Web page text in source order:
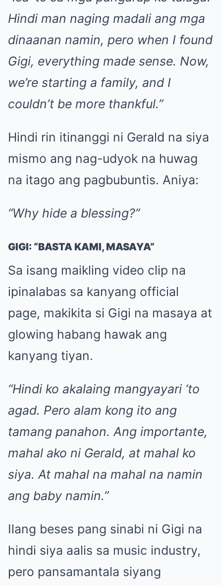
Hindi man naging madali ang mga
dinaanan namin, pero when I found
Gigi, everything made sense. Now,
we’re starting a family, and I
couldn’t be more thankful.”
Hindi rin itinanggi ni Gerald na siya
mismo ang nag-udyok na huwag
na itago ang pagbubuntis. Aniya:
“Why hide a blessing?”
GIGI: “BASTA KAMI, MASAYA”
Sa isang maikling video clip na
ipinalabas sa kanyang official
page, makikita si Gigi na masaya at
glowing habang hawak ang
kanyang tiyan.
“Hindi ko akalaing mangyayari ‘to
agad. Pero alam kong ito ang
tamang panahon. Ang importante,
mahal ako ni Gerald, at mahal ko
siya. At mahal na mahal na namin
ang baby namin.”
Ilang beses pang sinabi ni Gigi na
hindi siya aalis sa music industry,
pero pansamantala siyang